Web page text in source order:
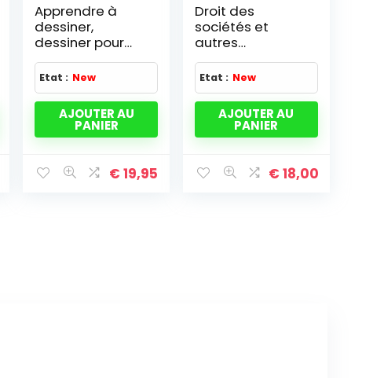
Apprendre à
dessiner,
dessiner pour
apprendre
Etat : New
AJOUTER AU
PANIER
€ 19,95
Droit des
sociétés et
autres
groupements –
Droit de
l'entreprise en
difficulté:
Manuel Edition
2005-2006
Etat : New
AJOUTER AU
PANIER
€ 18,00